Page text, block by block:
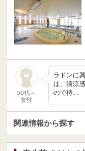
50代～
女性
ラドンに
は、清涼
ので持…
関連情報から探す